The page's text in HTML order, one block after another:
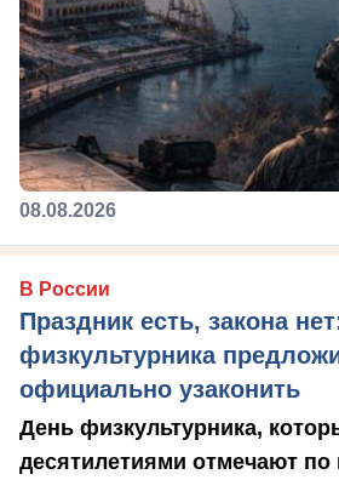
08.08.2026
В России
Праздник есть, закона
физкультурника
официально узаконить
День физкультурника,
десятилетиями отмечают по